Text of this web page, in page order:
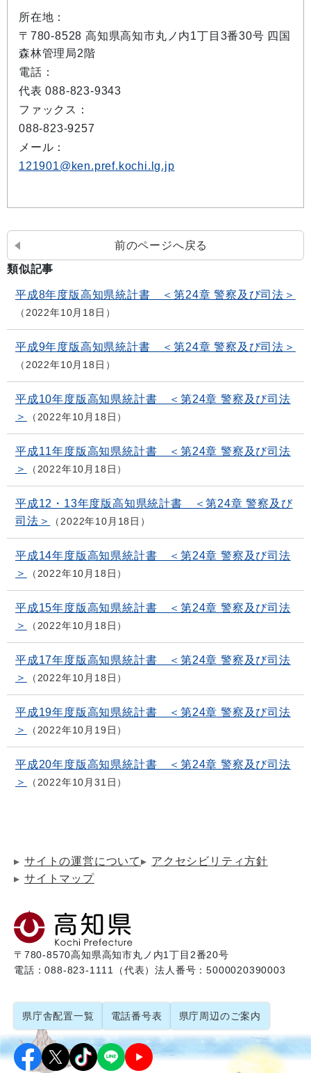
所在地：
〒780-8528 高知県高知市丸ノ内1丁目3番30号 四国
森林管理局2階
電話：
代表 088-823-9343
ファックス：
088-823-9257
メール：
121901@ken.pref.kochi.lg.jp
前のページへ戻る
類似記事
平成8年度版高知県統計書 ＜第24章 警察及び司法＞
2022年10月18日
平成9年度版高知県統計書 ＜第24章 警察及び司法＞
2022年10月18日
平成10年度版高知県統計書 ＜第24章 警察及び司法
＞
2022年10月18日
平成11年度版高知県統計書 ＜第24章 警察及び司法
＞
2022年10月18日
平成12・13年度版高知県統計書 ＜第24章 警察及び
司法＞
2022年10月18日
平成14年度版高知県統計書 ＜第24章 警察及び司法
＞
2022年10月18日
平成15年度版高知県統計書 ＜第24章 警察及び司法
＞
2022年10月18日
平成17年度版高知県統計書 ＜第24章 警察及び司法
＞
2022年10月18日
平成19年度版高知県統計書 ＜第24章 警察及び司法
＞
2022年10月19日
平成20年度版高知県統計書 ＜第24章 警察及び司法
＞
2022年10月31日
サイトの運営について
アクセシビリティ方針
サイトマップ
〒780-8570高知県高知市丸ノ内1丁目2番20号
電話：088-823-1111（代表）法人番号：5000020390003
県庁舎配置一覧 電話番号表 県庁周辺のご案内